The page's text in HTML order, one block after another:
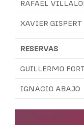
RAFAEL
XAVIER GISPERT
RESERVAS
GUILLERMO
IGNACIO ABAJO